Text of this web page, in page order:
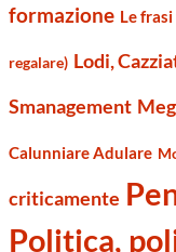
formazione Le
regalare) Lodi,
Smanagement
Calunniare Adulare
criticamente
Politica,